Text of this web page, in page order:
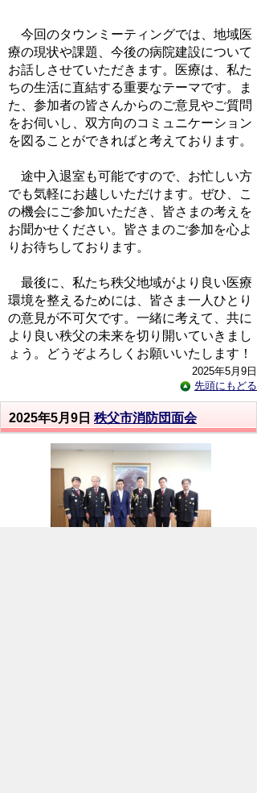
今回のタウンミーティングでは、地域医
療の現状や課題、今後の病院建設について
お話しさせていただきます。医療は、私た
ちの生活に直結する重要なテーマです。ま
た、参加者の皆さんからのご意見やご質問
をお伺いし、双方向のコミュニケーション
を図ることができればと考えております。
途中入退室も可能ですので、お忙しい方
でも気軽にお越しいただけます。ぜひ、こ
の機会にご参加いただき、皆さまの考えを
お聞かせください。皆さまのご参加を心よ
りお待ちしております。
最後に、私たち秩父地域がより良い医療
環境を整えるためには、皆さま一人ひとり
の意見が不可欠です。一緒に考えて、共に
より良い秩父の未来を切り開いていきまし
ょう。どうぞよろしくお願いいたします！
2025年5月9日
先頭にもどる
2025年5月9日 秩父市消防団面会